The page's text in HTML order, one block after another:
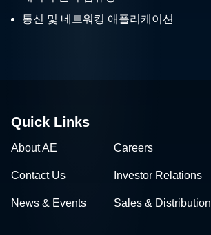
통신 및 네트워킹 애플리케이션
Quick Links
About AE Careers
Contact Us Investor Relations
News & Events Sales & Distribution